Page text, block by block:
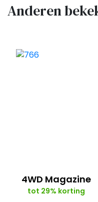
Anderen
4WD Magazine
tot 29% korting